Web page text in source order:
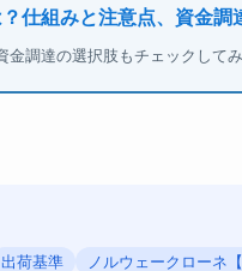
？仕組みと注意点、資金
調達の選択肢もチェックしてみ
出荷基準 ノルウェークローネ【